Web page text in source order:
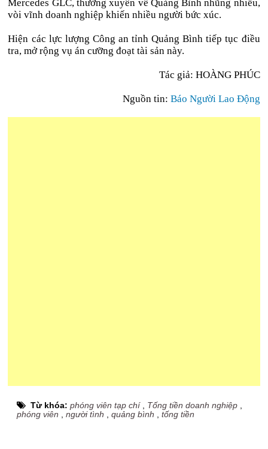
Mercedes GLC, thường xuyên về Quảng Bình nhũng nhiễu,
vòi vĩnh doanh nghiệp khiến nhiều người bức xúc.
Hiện các lực lượng Công an tỉnh Quảng Bình tiếp tục điều
tra, mở rộng vụ án cưỡng đoạt tài sản này.
Tác giả: HOÀNG PHÚC
Nguồn tin: Báo Người Lao Động
Từ khóa:phóng viên tạp chí, Tống tiền doanh nghiệp
phóng viên ,người tình ,quảng bình ,tống tiền